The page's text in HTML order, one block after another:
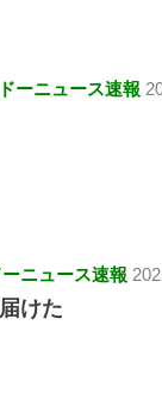
ーニュース速報
ニュース速報
けた